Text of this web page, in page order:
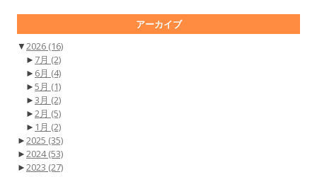
アーカイブ
▼2026 (16)
► 7月 (2)
► 6月 (4)
►5月 (1)
►3月 (2)
►2月 (5)
► 1月 (2)
►2025 (35)
►2024(53)
►2023 (27)